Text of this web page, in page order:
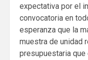
expectativa por el
convocatoria en
esperanza que la
muestra de unidad
presupuestaria que